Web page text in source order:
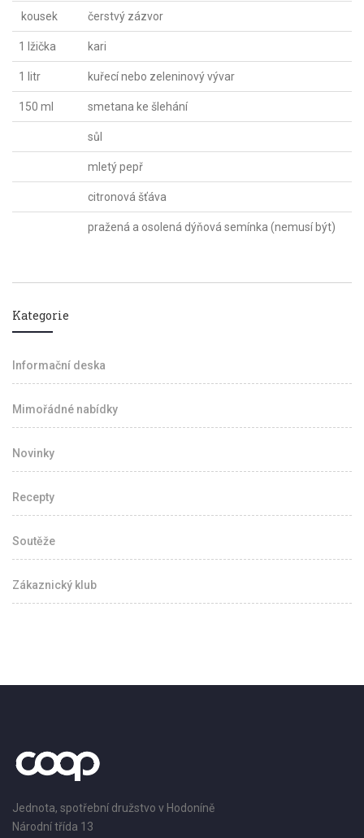
kousek čerstvý zázvor
1 lžička kari
1 litr kuřecí nebo zeleninový vývar
150 ml smetana ke šlehání
sůl
mletý pepř
citronová šťáva
pražená a osolená dýňová semínka (nemusí být)
Kategorie
Informační deska
Mimořádné nabídky
Novinky
Recepty
Soutěže
Zákaznický klub
Jednota, spotřební družstvo v Hodoníně
Národní třída 13